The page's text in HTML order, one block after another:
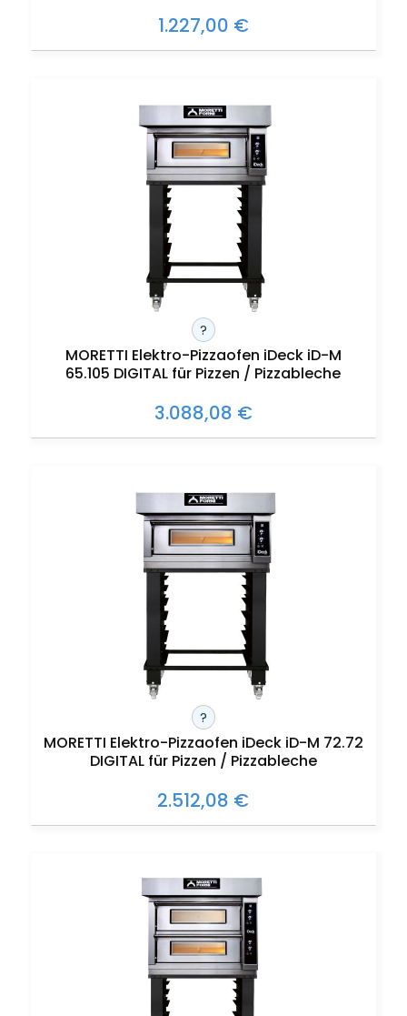
1.227,00 €
?
MORETTI Elektro-Pizzaofen iDeck iD-M
65.105 DIGITAL für Pizzen / Pizzableche
3.088,08 €
?
MORETTI Elektro-Pizzaofen iDeck iD-M 72.72
DIGITAL für Pizzen / Pizzableche
2.512,08 €